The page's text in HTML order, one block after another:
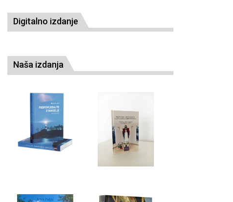
Digitalno izdanje
Naša izdanja